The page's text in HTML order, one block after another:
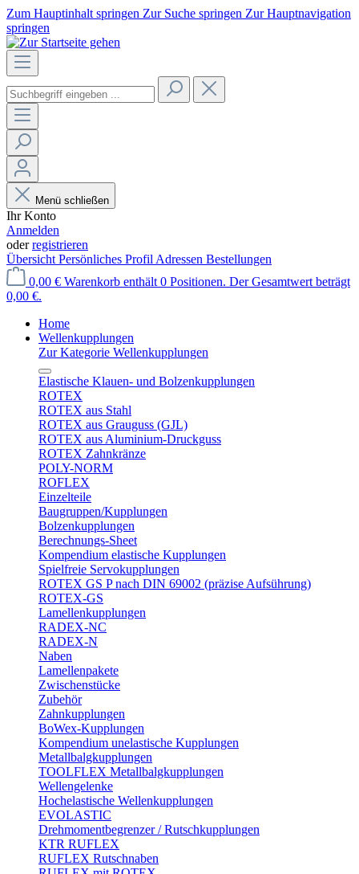
Zum Hauptinhalt springen Zur Suche springen Zur Hauptnavigation
springen
Menü schließen
Ihr Konto
Anmelden
oderregistrieren
Übersicht Persönliches Profil Adressen Bestellungen
0,00 € Warenkorb enthält 0 Positionen. Der Gesamtwert beträgt
0,00 €.
Home
Wellenkupplungen
Zur Kategorie Wellenkupplungen
Elastische Klauen- und Bolzenkupplungen
ROTEX
ROTEX aus Stahl
ROTEX aus Grauguss (GJL)
ROTEX aus Aluminium-Druckguss
ROTEX Zahnkränze
POLY-NORM
ROFLEX
Einzelteile
Baugruppen/Kupplungen
Bolzenkupplungen
Berechnungs-Sheet
Kompendium elastische Kupplungen
Spielfreie Servokupplungen
ROTEX GS P nach DIN 69002 (präzise Aufsührung)
ROTEX-GS
Lamellenkupplungen
RADEX-NC
RADEX-N
Naben
Lamellenpakete
Zwischenstücke
Zubehör
Zahnkupplungen
BoWex-Kupplungen
Kompendium unelastische Kupplungen
Metallbalgkupplungen
TOOLFLEX Metallbalgkupplungen
Wellengelenke
Hochelastische Wellenkupplungen
EVOLASTIC
Drehmomentbegrenzer / Rutschkupplungen
KTR RUFLEX
RUFLEX Rutschnaben